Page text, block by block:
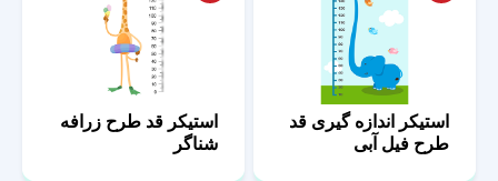
استیکر اندازه گیری قد
طرح فیل آبی
استیکر قد طرح زرافه
شناگر